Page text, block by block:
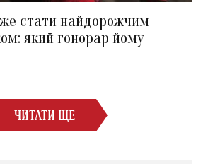
стати найдорожчим
який гонорар йому
ЧИТАТИ ЩЕ